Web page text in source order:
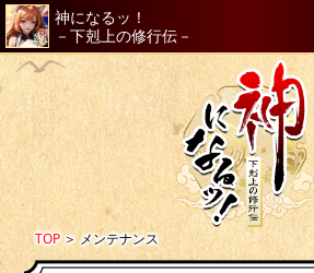
神になるッ！
－下剋上の修行伝－
TOP＞メンテナンス